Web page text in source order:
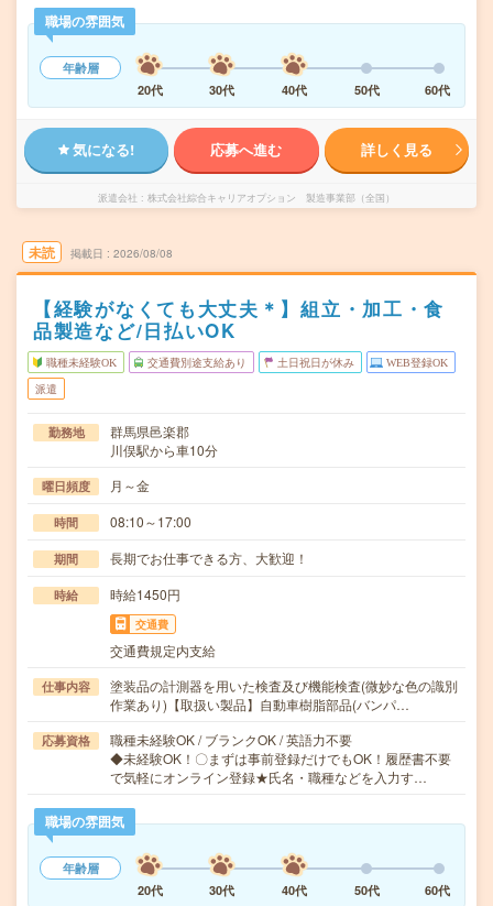
職場の雰囲気
年齢層
20代
30代 40代 50代 60代
気になる! 応募へ進む 詳しく見る
派遣会社 株式会社綜合キャリアオプション 製造事業部（全国）
未読 掲載日 2026/08/08
【経験がなくても大丈夫＊】組立・加工・食
品製造など/日払いOK
職種未経験OK 交通費別途支給あり 土日祝日が休み WEB登録OK
派遣
勤務地
群馬県邑楽郡
川俣駅から車10分
曜日頻度 月～金
時間 08:10～17:00
期間 長期でお仕事できる方、大歓迎！
時給 時給1450円
交通費
交通費規定内支給
仕事内容
塗装品の計測器を用いた検査及び機能検査(微妙な色の識別
作業あり)【取扱い製品】自動車樹脂部品(バンパ…
応募資格
職種未経験OK / ブランクOK / 英語力不要
◆未経験OK！〇まずは事前登録だけでもOK！履歴書不要
で気軽にオンライン登録★氏名・職種などを入力す…
職場の雰囲気
年齢層
20代
30代 40代 50代 60代